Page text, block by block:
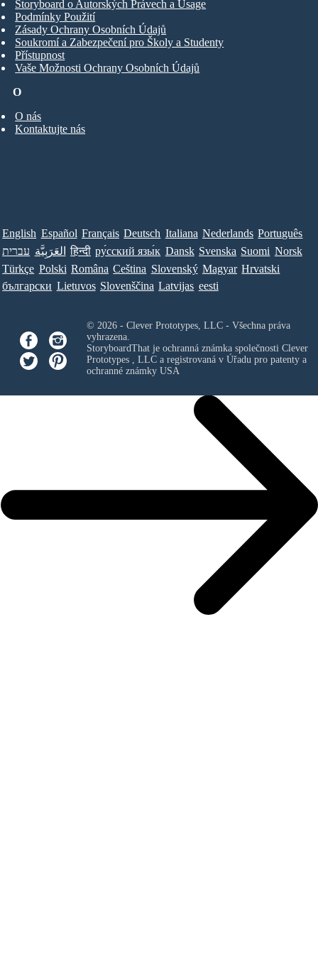
O
O nás
Kontaktujte nás
Storyboard o Autorských Právech a Usage
Podmínky Použití
Zásady Ochrany Osobních Údajů
Soukromí a Zabezpečení pro Školy a Studenty
Přístupnost
Vaše Možnosti Ochrany Osobních Údajů
English Español Français Deutsch Italiana Nederlands Português
עברית العَرَبِيَّة हिन्दी ру́сский язы́к Dansk Svenska Suomi Norsk
Türkçe Polski Româna Ceština Slovenský Magyar Hrvatski
български Lietuvos Slovenščina Latvijas eesti
© 2026 - Clever Prototypes, LLC - Všechna práva
vyhrazena.
StoryboardThat je ochranná známka společnosti Clever
Prototypes , LLCa registrovaná v Úřadu pro patenty a
ochranné známky USA